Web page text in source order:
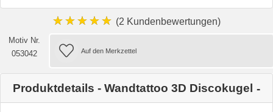
★★★★★ (2 Kundenbewertungen)
Motiv Nr.
053042
Produktdetails - Wandtattoo 3D Discokugel